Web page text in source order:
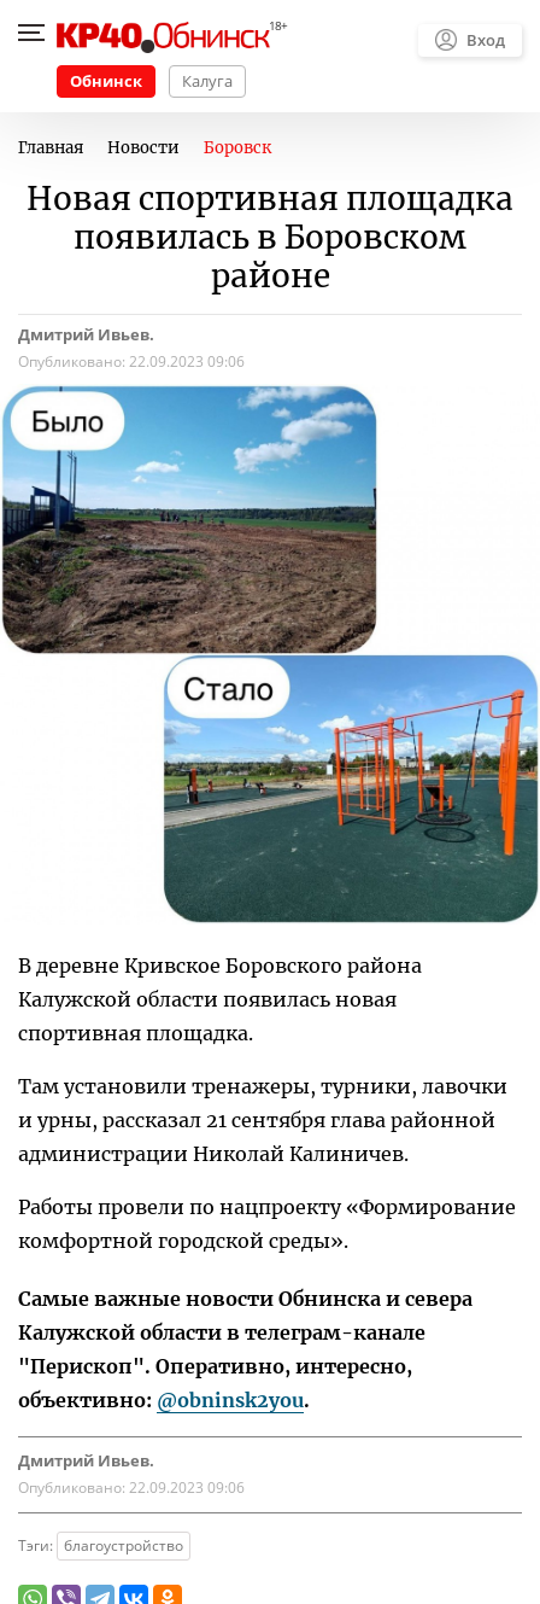
Обнинск Калуга
Вход
Главная Новости Боровск
Новая спортивная площадка
появилась в Боровском
районе
Дмитрий Ивьев.
Опубликовано: 22.09.2023 09:06
В деревне Кривское Боровского района
Калужской области появилась новая
спортивная площадка.
Там установили тренажеры, турники, лавочки
и урны, рассказал 21 сентября глава районной
администрации Николай Калиничев.
Работы провели по нацпроекту «Формирование
комфортной городской среды».
Самые важные новости Обнинска и севера
Калужской области в телеграм-канале
"Перископ". Оперативно, интересно,
объективно: @obninsk2you.
Дмитрий Ивьев.
Опубликовано: 22.09.2023 09:06
Тэги: благоустройство